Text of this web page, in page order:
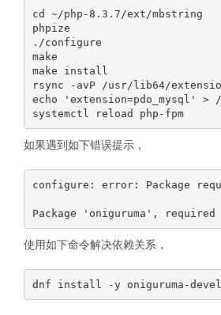
cd ~/php-8.3.7/ext/mbstring
phpize
./configure
make
make install
rsync -avP /usr/lib64/
echo 'extension=pdo_mysql' >
systemctl reload php-fpm
如果遇到如下错误提示，
configure: error: Package
使用如下命令解决依赖关系，